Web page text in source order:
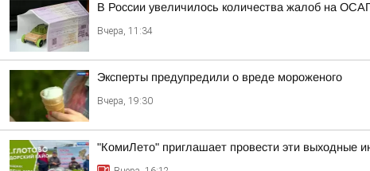
В России увеличилось количества жалоб на
Вчера, 11:34
Эксперты предупредили о вреде мороженого
Вчера, 19:30
"КомиЛето" приглашает провести эти выходные